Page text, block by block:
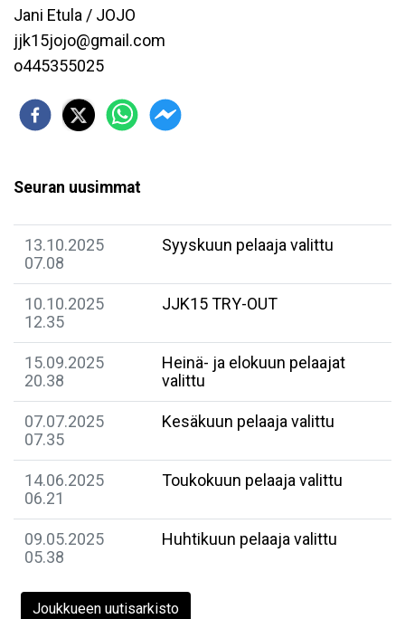
Jani Etula / JOJO
jjk15jojo@gmail.com
o445355025
Seuran uusimmat
13.10.2025
07.08
Syyskuun pelaaja valittu
10.10.2025
12.35
JJK15 TRY-OUT
15.09.2025
20.38
Heinä- ja elokuun pelaajat
valittu
07.07.2025
07.35
Kesäkuun pelaaja valittu
14.06.2025
06.21
Toukokuun pelaaja valittu
09.05.2025
05.38
Huhtikuun pelaaja valittu
Joukkueen uutisarkisto